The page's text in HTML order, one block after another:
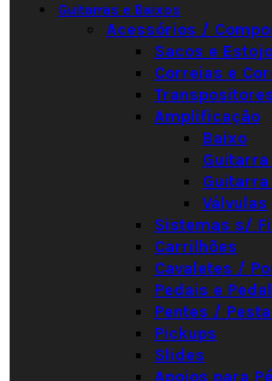
Guitarras e Baixos
Acessórios /
Sacos e
Correias e
Amplificação
Baixo
Válvulas
Sistemas s/
Carrilhões
Cavaletes /
Pedais e
Pentes /
Pickups
Slides